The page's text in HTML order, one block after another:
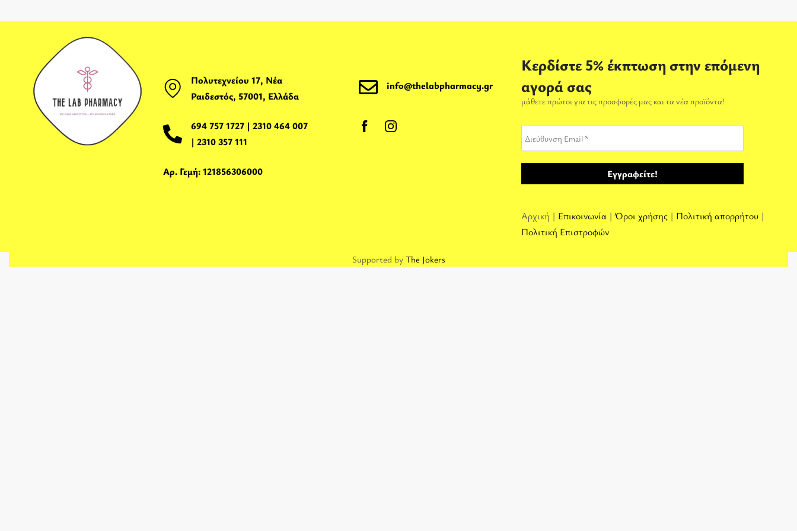
Πολυτεχνείου 17, Νέα
Ραιδεστός, 57001, Ελλάδα
694 757 1727| 2310 464 007
| 2310 357 111
Αρ. Γεμή: 121856306000
info@thelabpharmacy.gr
Κερδίστε 5% έκπτωση στην επόμενη
αγορά σας
μάθετε πρώτοι για τις προσφορές μας και τα νέα προϊόντα!
Αρχική | Επικοινωνία |Όροι χρήσης | Πολιτική απορρήτου |
Πολιτική Επιστροφών
Supported by The Jokers